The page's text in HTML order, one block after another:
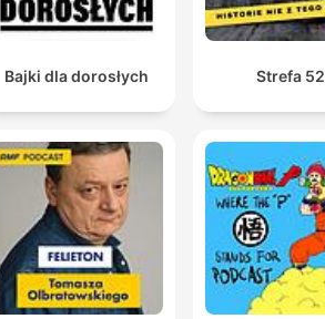
Bajki dla dorosłych Strefa 52